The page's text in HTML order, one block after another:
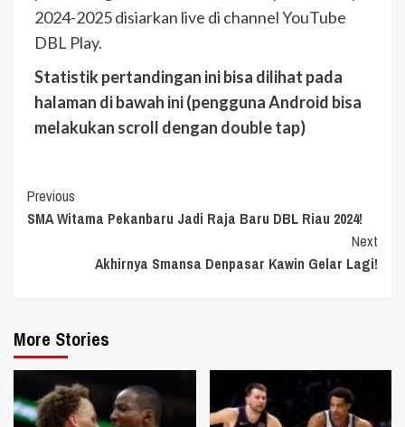
2024-2025 disiarkan live di channel YouTube
DBL Play.
Statistik pertandingan ini bisa dilihat pada
halaman di bawah ini (pengguna Android bisa
melakukan scroll dengan double tap)
Continue
Reading
Previous
SMA Witama Pekanbaru Jadi Raja Baru DBL Riau 2024!
Next
Akhirnya Smansa Denpasar Kawin Gelar Lagi!
More Stories